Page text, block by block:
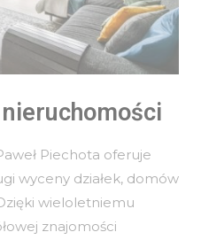
Piechota oferuje
wyceny działek, domów
wieloletniemu
znajomości